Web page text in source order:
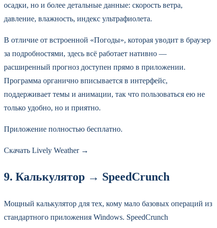
осадки, но и более детальные данные: скорость ветра,
давление, влажность, индекс ультрафиолета.
В отличие от встроенной «Погоды», которая уводит в браузер
за подробностями, здесь всё работает нативно —
расширенный прогноз доступен прямо в приложении.
Программа органично вписывается в интерфейс,
поддерживает темы и анимации, так что пользоваться ею не
только удобно, но и приятно.
Приложение полностью бесплатно.
Скачать Lively Weather →
9. Калькулятор → SpeedCrunch
Мощный калькулятор для тех, кому мало базовых операций из
стандартного приложения Windows. SpeedCrunch